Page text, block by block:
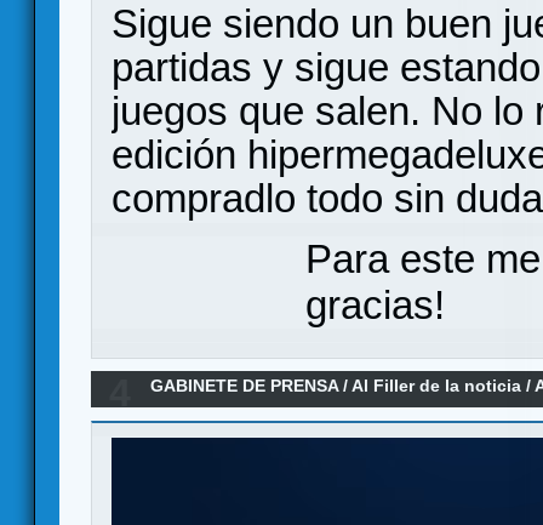
Sigue siendo un buen
partidas y sigue
juegos que salen. No
edición
compradlo todo sin
Para este
gracias!
GABINETE DE PRENSA/Al Filler de la noticia /